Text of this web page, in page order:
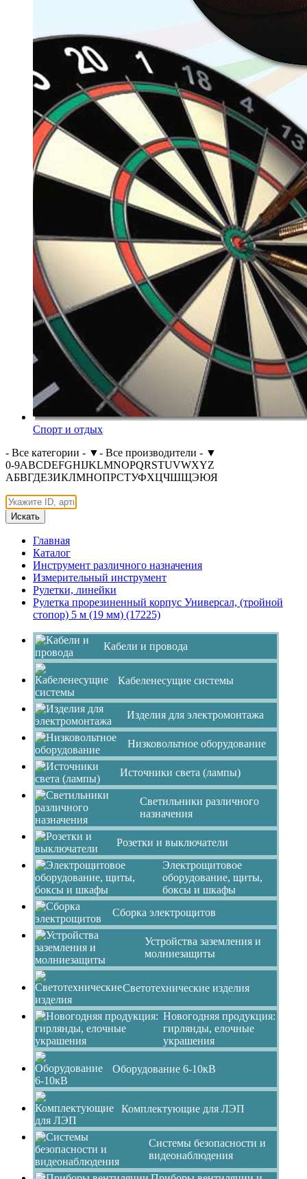
Спорт и отдых
- Все категории - ▼- Все производители - ▼
0-9ABCDEFGHIJKLMNOPQRSTUVWXYZ
АБВГДЕЗИКЛМНОПРСТУФХЦЧШЩЭЮЯ
Искать
Главная
Каталог
Инструмент различного назначения
Измерительный инструмент
Рулетки, линейки
Рулетка прорезиненный корпус Универсал, (тройной
стопор) 5 м (19 мм) (17225)
Кабели и провода
Кабеленесущие системы
Изделия для электромонтажа
Низковольтное оборудование
Источники света (лампы)
Светильники различного
назначения
Розетки и выключатели
Электрощитовое
оборудование, щиты,
боксы и шкафы
Сборка электрощитов
Устройства заземления и
молниезащиты
Светотехнические изделия
Новогодняя продукция:
гирлянды, елочные
украшения
Оборудование 6-10кВ
Комплектующие для ЛЭП
Системы безопасности и
видеонаблюдения